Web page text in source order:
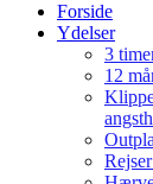
Forside
Ydelser
3
12